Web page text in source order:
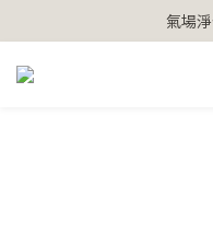
【官網獨家】首次消費
氣場
【官網獨家】首次消費